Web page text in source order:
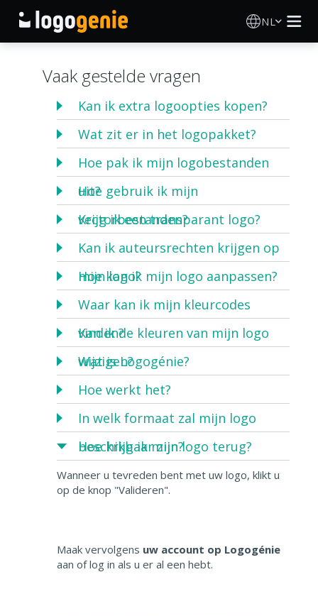
NL
AI logogenerator
Logo-ideeën
Gedrukte producten
INLOGGEN
Vaak gestelde vragen
Kan ik extra logoopties kopen?
Wat zit er in het logopakket?
Hoe pak ik mijn logobestanden
uit?
Hoe gebruik ik mijn
vectorbestanden?
Krijg ik een transparant logo?
Kan ik auteursrechten krijgen op
mijn logo?
Hoe kan ik mijn logo aanpassen?
Waar kan ik mijn kleurcodes
vinden?
Kan ik de kleuren van mijn logo
wijzigen?
Wat is Logogénie?
Hoe werkt het?
In welk formaat zal mijn logo
beschikbaar zijn?
Hoe krijg ik mijn logo terug?
Wanneer u tevreden bent met uw logo, klikt u
op de knop "Valideren".
Maak vervolgens uw account op Logogénie
aan of log in als u er al een hebt.